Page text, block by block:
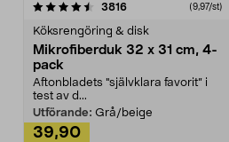
3816recensioner (9,97/st)
Köksrengöring & disk
Mikrofiberduk 32 x 31 cm, 4-
pack
Aftonbladets "självklara favorit” i
test av d...
Utförande: Grå/beige
39,90
4.0av 5 stjärnor